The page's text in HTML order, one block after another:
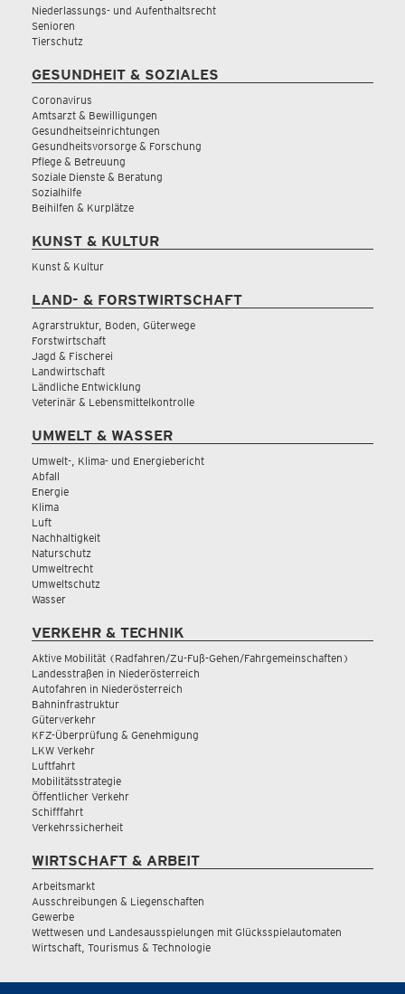
Niederlassungs- und Aufenthaltsrecht
Senioren
Tierschutz
GESUNDHEIT & SOZIALES
Coronavirus
Amtsarzt & Bewilligungen
Gesundheitseinrichtungen
Gesundheitsvorsorge & Forschung
Pflege & Betreuung
Soziale Dienste & Beratung
Sozialhilfe
Beihilfen & Kurplätze
KUNST & KULTUR
Kunst & Kultur
LAND- & FORSTWIRTSCHAFT
Agrarstruktur, Boden, Güterwege
Forstwirtschaft
Jagd & Fischerei
Landwirtschaft
Ländliche Entwicklung
Veterinär & Lebensmittelkontrolle
UMWELT & WASSER
Umwelt-, Klima- und Energiebericht
Abfall
Energie
Klima
Luft
Nachhaltigkeit
Naturschutz
Umweltrecht
Umweltschutz
Wasser
VERKEHR & TECHNIK
Aktive Mobilität (Radfahren/Zu-Fuß-Gehen/Fahrgemeinschaften)
Landesstraßen in Niederösterreich
Autofahren in Niederösterreich
Bahninfrastruktur
Güterverkehr
KFZ-Überprüfung & Genehmigung
LKW Verkehr
Luftfahrt
Mobilitätsstrategie
Öffentlicher Verkehr
Schifffahrt
Verkehrssicherheit
WIRTSCHAFT & ARBEIT
Arbeitsmarkt
Ausschreibungen & Liegenschaften
Gewerbe
Wettwesen und Landesausspielungen mit Glücksspielautomaten
Wirtschaft, Tourismus & Technologie